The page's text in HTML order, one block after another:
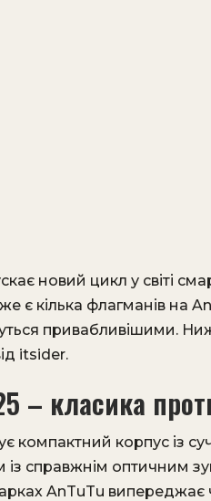
новий цикл у світі
є кілька флагманів на
привабливішими.
itsider.
– класика
компактний корпус із
із справжнім оптичним
AnTuTu випереджає